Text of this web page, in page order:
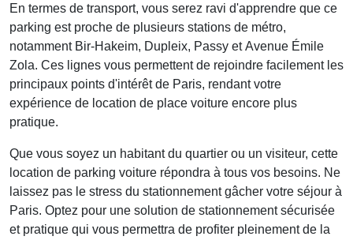
En termes de transport, vous serez ravi d'apprendre que ce
parking est proche de plusieurs stations de métro,
notamment Bir-Hakeim, Dupleix, Passy etAvenue Émile
Zola. Ces lignes vous permettent de rejoindre facilement les
principaux points d'intérêt de Paris, rendant votre
expérience de location de place voiture encore plus
pratique.
Que vous soyez un habitant du quartier ou un visiteur, cette
location de parking voiture répondra à tous vos besoins. Ne
laissez pas le stress du stationnement gâcher votre séjour à
Paris. Optez pour une solution de stationnement sécurisée
et pratique qui vous permettra de profiter pleinement de la